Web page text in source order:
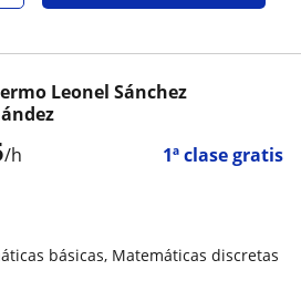
/h 1ª clase gratis
Leonel Sánchez
básicas, Matemáticas discretas